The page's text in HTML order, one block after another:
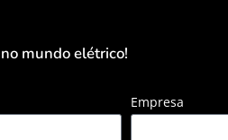
mundo elétrico!
Empresa